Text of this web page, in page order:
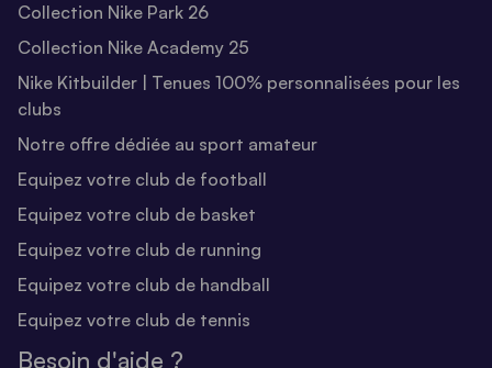
Collection Nike Park 26
Collection Nike Academy 25
Nike Kitbuilder | Tenues 100% personnalisées pour les
clubs
Notre offre dédiée au sport amateur
Equipez votre club de football
Equipez votre club de basket
Equipez votre club de running
Equipez votre club de handball
Equipez votre club de tennis
Besoin d'aide ?